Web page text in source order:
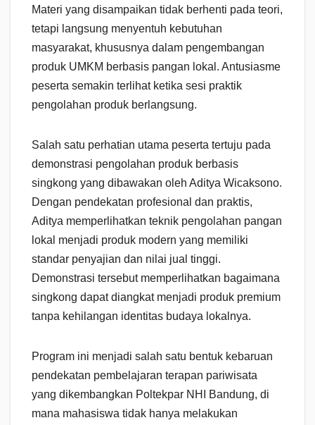
Materi yang disampaikan tidak berhenti pada teori,
tetapi langsung menyentuh kebutuhan
masyarakat, khususnya dalam pengembangan
produk UMKM berbasis pangan lokal. Antusiasme
peserta semakin terlihat ketika sesi praktik
pengolahan produk berlangsung.
Salah satu perhatian utama peserta tertuju pada
demonstrasi pengolahan produk berbasis
singkong yang dibawakan oleh Aditya Wicaksono.
Dengan pendekatan profesional dan praktis,
Aditya memperlihatkan teknik pengolahan pangan
lokal menjadi produk modern yang memiliki
standar penyajian dan nilai jual tinggi.
Demonstrasi tersebut memperlihatkan bagaimana
singkong dapat diangkat menjadi produk premium
tanpa kehilangan identitas budaya lokalnya.
Program ini menjadi salah satu bentuk kebaruan
pendekatan pembelajaran terapan pariwisata
yang dikembangkan Poltekpar NHI Bandung, di
mana mahasiswa tidak hanya melakukan